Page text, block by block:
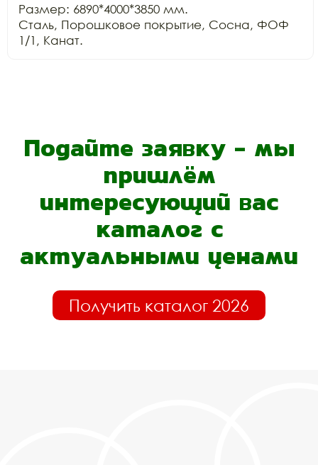
Размер: 6890*4000*3850 мм.
Сталь, Порошковое покрытие, Сосна, ФОФ
1/1, Канат.
Подайте заявку - мы
пришлём
интересующий вас
каталог с
актуальными ценами
Получить каталог 2026